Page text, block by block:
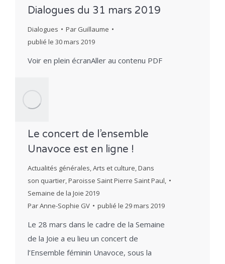
Dialogues du 31 mars 2019
Dialogues Par Guillaume
publié le 30 mars 2019
Voir en plein écranAller au contenu PDF
Le concert de l’ensemble
Unavoce est en ligne !
Actualités générales,Arts et culture,Dans
son quartier,Paroisse Saint Pierre Saint Paul,
Semaine de la Joie 2019
ParAnne-Sophie GV publié le 29 mars 2019
Le 28 mars dans le cadre de la Semaine
de la Joie a eu lieu un concert de
l’Ensemble féminin Unavoce, sous la